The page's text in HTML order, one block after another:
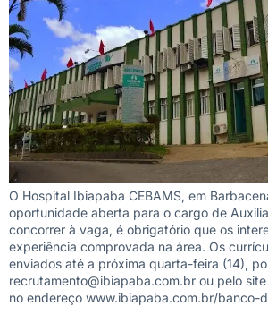
O Hospital Ibiapaba CEBAMS, em
oportunidade aberta para o cargo de
concorrer à vaga, é obrigatório que os
experiência comprovada na área. Os
enviados até a próxima quarta-feira (14),
recrutamento@ibiapaba.com.br ou pelo
no endereço www.ibiapaba.com.br/banco-